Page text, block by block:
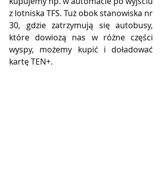
z lotniska TFS. Tuż obok stanowiska nr
30, gdzie zatrzymują się autobusy,
które dowiozą nas w różne części
wyspy, możemy kupić i doładować
kartę TEN+.